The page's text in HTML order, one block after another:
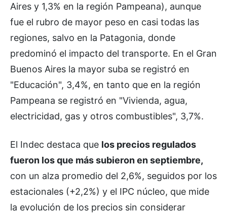
Aires y 1,3% en la región Pampeana), aunque
fue el rubro de mayor peso en casi todas las
regiones, salvo en la Patagonia, donde
predominó el impacto del transporte. En el Gran
Buenos Aires la mayor suba se registró en
"Educación", 3,4%, en tanto que en la región
Pampeana se registró en "Vivienda, agua,
electricidad, gas y otros combustibles", 3,7%.
El Indec destaca que los precios regulados
fueron los que más subieron en septiembre,
con un alza promedio del 2,6%, seguidos por los
estacionales (+2,2%) y el IPC núcleo, que mide
la evolución de los precios sin considerar